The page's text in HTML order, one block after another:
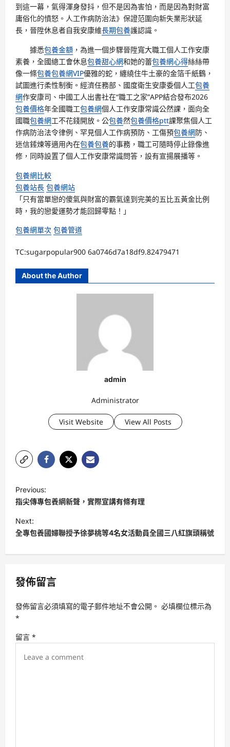
到這一幕，氣得渾身發抖，但不是因為害怕，而是因為對財富
庸俗化的憤怒。人工作病防治法》保證范圍向新失業形狀延
長，晉陞休息者自我安康維長期包養護認識。
據悉包養金額 ，為進一個步驟晉陞寬大職工個人工作安康
素養，全國總工會休息包養甜心網和她的蕾包養網心得絲絲帶
像一條包養包養網VIP優雅的蛇，纏繞住牛土豪的金箔千紙鶴，
試圖進行柔性制衡。經濟任務部、國度衛生安康委個人工包養
網作安康司、中國工人出書社在“職工之家”APP結合發布2026
包養價格年全國職工包養網個人工作安康常識公然課，面向全
國職包養網工不花錢開放。公包養然包養價格ptt課聚焦個人工
作病防治法令律例、罕見個人工作病預防、工傷預包養網防、
迷信錘煉等適用內在包養包養的事務，職工可隨時停止錄像進
修，同時設置了個人工作安康常識問答，設有宣揚展播等。
包養網比較
包養站長 包養網站
「只有當單戀的傻氣與財富的霸氣達到完美的五比五黃金比例
時，我的戀愛運勢才能回歸零點！」
包養網單次 包養管道
TC:sugarpopular900 6a0746d7a18df9.82479471
About the Author
admin
Administrator
Visit Website View All Posts
o
s
t
v
g
t
Previous:
指尖傳專包養網新聲，實際宣講有條有理
Next:
全專包養國婦聯授予徐夢桃等4名女活動員全國三八紅旗頭稱號
發佈留言
發佈留言必須填寫的電子郵件地址不會公開。 必填欄位標示為
*
留言 *